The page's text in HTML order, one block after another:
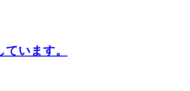
います。